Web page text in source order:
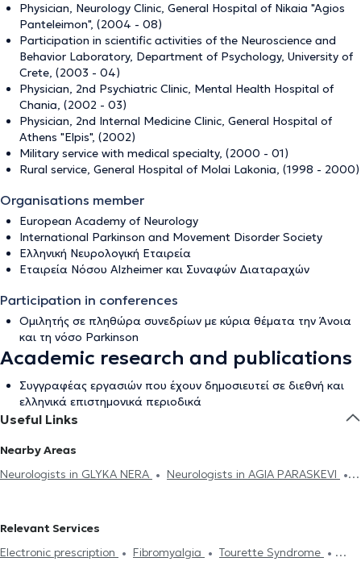
Physician, Neurology Clinic, General Hospital of Nikaia "Agios
Panteleimon", (2004 - 08)
Participation in scientific activities of the Neuroscience and
Behavior Laboratory, Department of Psychology, University of
Crete, (2003 - 04)
Physician, 2nd Psychiatric Clinic, Mental Health Hospital of
Chania, (2002 - 03)
Physician, 2nd Internal Medicine Clinic, General Hospital of
Athens "Elpis", (2002)
Military service with medical specialty, (2000 - 01)
Rural service, General Hospital of Molai Lakonia, (1998 - 2000)
Organisations member
European Academy of Neurology
International Parkinson and Movement Disorder Society
Ελληνική Νευρολογική Εταιρεία
Εταιρεία Νόσου Alzheimer και Συναφών Διαταραχών
Participation in conferences
Ομιλητής σε πληθώρα συνεδρίων με κύρια θέματα την Άνοια
και τη νόσο Parkinson
Academic research and publications
Συγγραφέας εργασιών που έχουν δημοσιευτεί σε διεθνή και
ελληνικά επιστημονικά περιοδικά
Useful Links
Nearby Areas
Neurologists in GLYKA NERA
Neurologists in AGIA PARASKEVI
Neurologists in AMPELOKIPOI
Neurologists in KIFISIA
Neurologists in KOROPI
Neurologists in
Relevant Services
Electronic prescription
Fibromyalgia
Tourette Syndrome